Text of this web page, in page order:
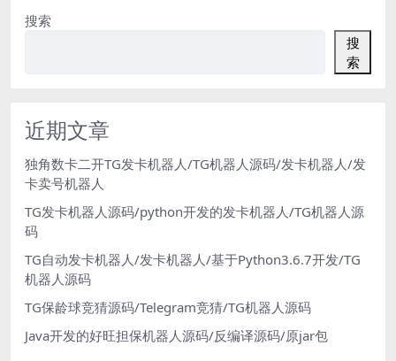
搜索
搜
索
近期文章
独角数卡二开TG发卡机器人/TG机器人源码/发卡机器人/发
卡卖号机器人
TG发卡机器人源码/python开发的发卡机器人/TG机器人源
码
TG自动发卡机器人/发卡机器人/基于Python3.6.7开发/TG
机器人源码
TG保龄球竞猜源码/Telegram竞猜/TG机器人源码
Java开发的好旺担保机器人源码/反编译源码/原jar包